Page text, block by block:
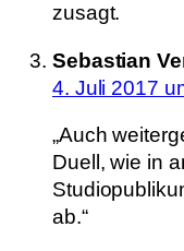
zusagt.
Sebastian
4. Juli 2017
„Auch
Duell, wie in
ab.“